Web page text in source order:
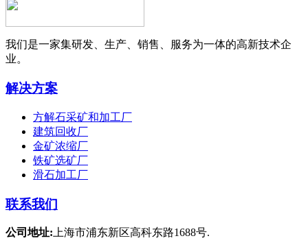
我们是一家集研发、生产、销售、服务为一体的高新技术企
业。
解决方案
方解石采矿和加工厂
建筑回收厂
金矿浓缩厂
铁矿选矿厂
滑石加工厂
联系我们
公司地址: 上海市浦东新区高科东路1688号.